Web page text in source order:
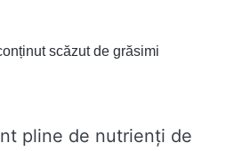
scăzut de grăsimi
pline de nutrienți de